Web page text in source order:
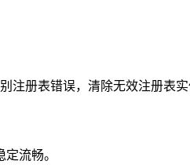
册表错误，清除无效注册表实
流畅。